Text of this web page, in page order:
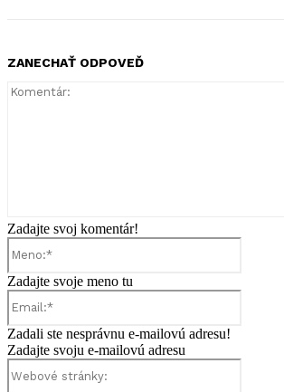
ZANECHAŤ ODPOVEĎ
Zadajte svoj komentár!
Zadajte svoje meno tu
Zadali ste nesprávnu e-mailovú adresu!
Zadajte svoju e-mailovú adresu